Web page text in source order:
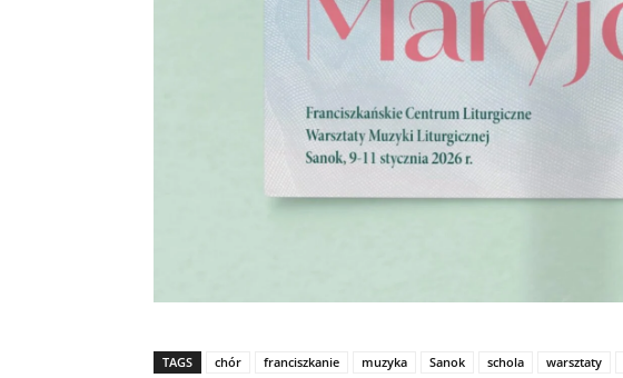
TAGS chór franciszkanie muzyka Sanok schola warsztaty